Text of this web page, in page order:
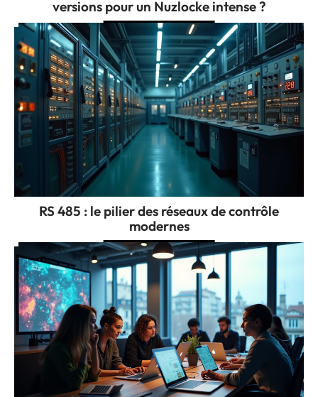
versions pour un Nuzlocke intense ?
RS 485 : le pilier des réseaux de contrôle
modernes